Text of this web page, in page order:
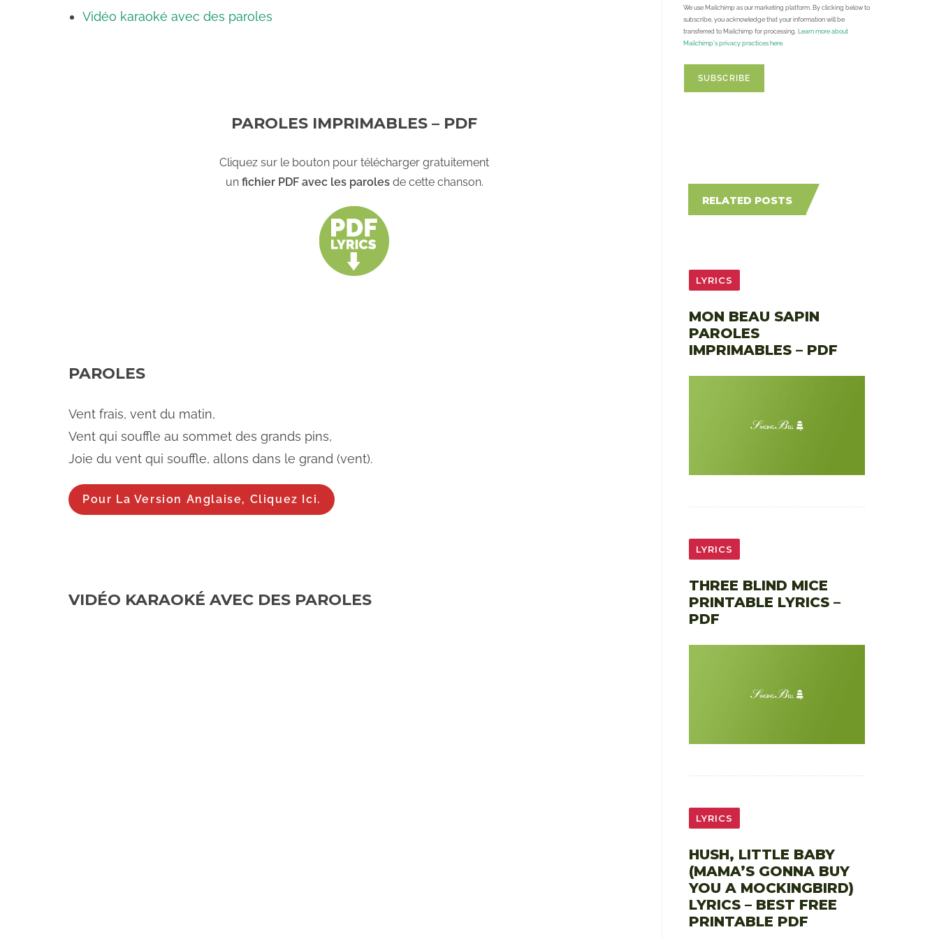
Vidéo karaoké avec des paroles
PAROLES IMPRIMABLES – PDF
Cliquez sur le bouton pour télécharger gratuitement
un fichier PDF avec les parolesde cette chanson.
PAROLES
Vent frais, vent du matin,
Vent qui souffle au sommet des grands pins,
Joie du vent qui souffle, allons dans le grand (vent).
Pour La Version Anglaise, Cliquez Ici.
VIDÉO KARAOKÉ AVEC DES PAROLES
We use Mailchimp as our marketing platform. By clicking below to
subscribe, you acknowledge that your information will be
transferred to Mailchimp for processing.
Learn more about
Mailchimp's privacy practices here.
RELATED POSTS
LYRICS
MON BEAU SAPIN
PAROLES
IMPRIMABLES – PDF
LYRICS
THREE BLIND MICE
PRINTABLE LYRICS –
PDF
LYRICS
HUSH, LITTLE BABY
(MAMA’S GONNA BUY
YOU A MOCKINGBIRD)
LYRICS – BEST FREE
PRINTABLE PDF